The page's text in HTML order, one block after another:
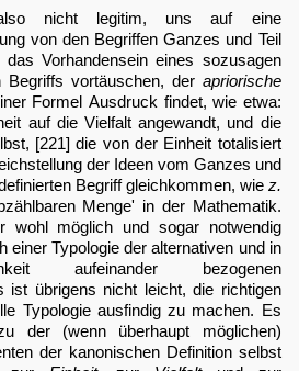
nicht legitim, uns auf eine
von den Begriffen Ganzes und Teil
Vorhandensein eines sozusagen
Begriffs vortäuschen, der apriorische
Formel Ausdruck findet, wie etwa:
auf die Vielfalt angewandt, und die
[221] die von der Einheit totalisiert
der Ideen vom Ganzes und
Begriff gleichkommen, wie z.
Menge' in der Mathematik.
wohl möglich und sogar notwendig
einer Typologie der alternativen und in
aufeinander bezogenen
ist übrigens nicht leicht, die richtigen
Typologie ausfindig zu machen. Es
der (wenn überhaupt möglichen)
der kanonischen Definition selbst